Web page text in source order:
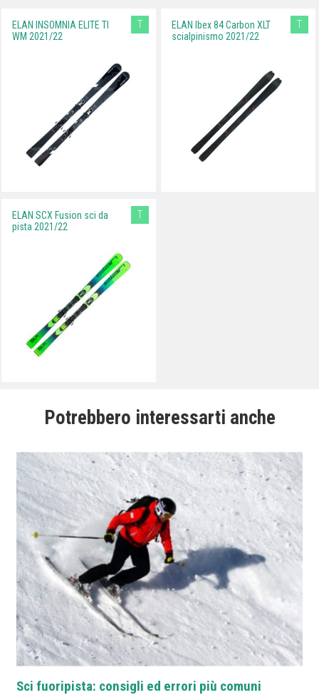
ELAN INSOMNIA ELITE TI
WM 2021/22
T
ELAN Ibex 84 Carbon XLT
scialpinismo 2021/22
T
ELAN SCX Fusion sci da
pista 2021/22
T
Potrebbero interessarti anche
Sci fuoripista: consigli ed errori più comuni